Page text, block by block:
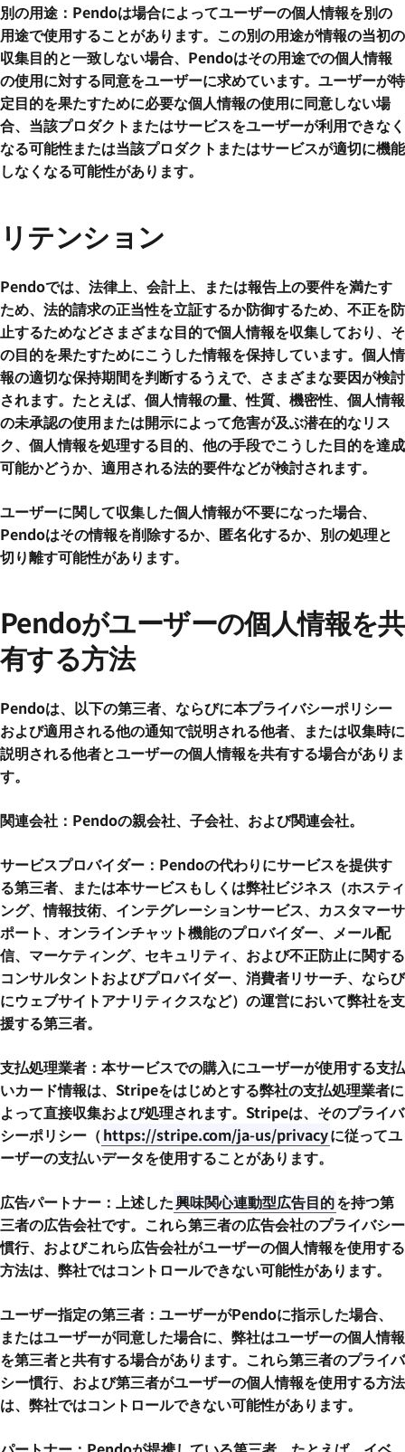
別の用途：Pendoは場合によってユーザーの個人情報を別の
用途で使用することがあります。この別の用途が情報の当初の
収集目的と一致しない場合、Pendoはその用途での個人情報
の使用に対する同意をユーザーに求めています。ユーザーが特
定目的を果たすために必要な個人情報の使用に同意しない場
合、当該プロダクトまたはサービスをユーザーが利用できなく
なる可能性または当該プロダクトまたはサービスが適切に機能
しなくなる可能性があります。
リテンション
Pendoでは、法律上、会計上、または報告上の要件を満たす
ため、法的請求の正当性を立証するか防御するため、不正を防
止するためなどさまざまな目的で個人情報を収集しており、そ
の目的を果たすためにこうした情報を保持しています。個人情
報の適切な保持期間を判断するうえで、さまざまな要因が検討
されます。たとえば、個人情報の量、性質、機密性、個人情報
の未承認の使用または開示によって危害が及ぶ潜在的なリス
ク、個人情報を処理する目的、他の手段でこうした目的を達成
可能かどうか、適用される法的要件などが検討されます。
ユーザーに関して収集した個人情報が不要になった場合、
Pendoはその情報を削除するか、匿名化するか、別の処理と
切り離す可能性があります。
Pendoがユーザーの個人情報を共
有する方法
Pendoは、以下の第三者、ならびに本プライバシーポリシー
および適用される他の通知で説明される他者、または収集時に
説明される他者とユーザーの個人情報を共有する場合がありま
す。
関連会社：Pendoの親会社、子会社、および関連会社。
サービスプロバイダー：Pendoの代わりにサービスを提供す
る第三者、または本サービスもしくは弊社ビジネス（ホスティ
ング、情報技術、インテグレーションサービス、カスタマーサ
ポート、オンラインチャット機能のプロバイダー、メール配
信、マーケティング、セキュリティ、および不正防止に関する
コンサルタントおよびプロバイダー、消費者リサーチ、ならび
にウェブサイトアナリティクスなど）の運営において弊社を支
援する第三者。
支払処理業者：本サービスでの購入にユーザーが使用する支払
いカード情報は、Stripeをはじめとする弊社の支払処理業者に
よって直接収集および処理されます。Stripeは、そのプライバ
シーポリシー（https://stripe.com/ja-us/privacyに従ってユ
ーザーの支払いデータを使用することがあります。
広告パートナー：上述した興味関心連動型広告目的を持つ第
三者の広告会社です。これら第三者の広告会社のプライバシー
慣行、およびこれら広告会社がユーザーの個人情報を使用する
方法は、弊社ではコントロールできない可能性があります。
ユーザー指定の第三者：ユーザーがPendoに指示した場合、
またはユーザーが同意した場合に、弊社はユーザーの個人情報
を第三者と共有する場合があります。これら第三者のプライバ
シー慣行、および第三者がユーザーの個人情報を使用する方法
は、弊社ではコントロールできない可能性があります。